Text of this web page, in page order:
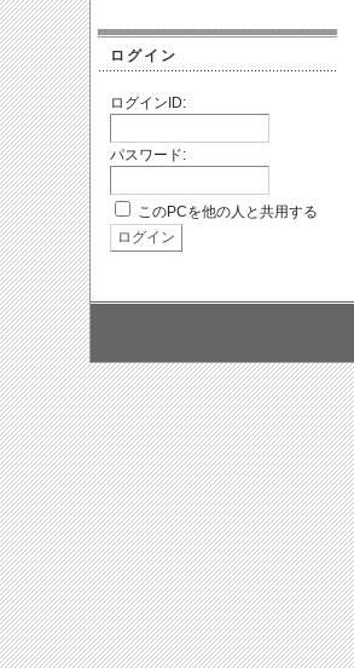
ログイン
ログインID:
パスワード:
このPCを他の人と共用する